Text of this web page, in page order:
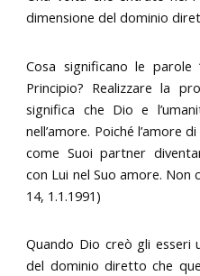
dimensione del dominio
Cosa significano le parole
Principio? Realizzare la
significa che Dio e
nell’amore. Poiché l’amore
come Suoi partner
con Lui nel Suo amore. Non
14, 1.1.1991)
Quando Dio creò gli esseri
del dominio diretto che